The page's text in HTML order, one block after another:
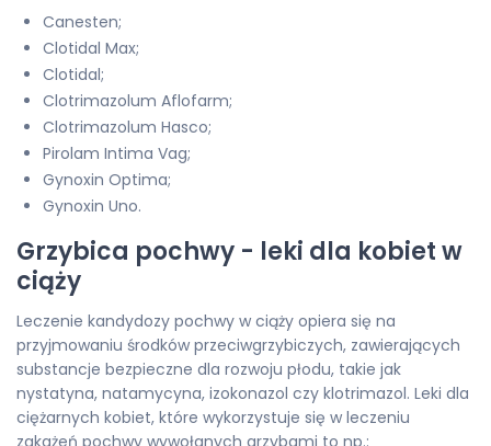
Canesten;
Clotidal Max;
Clotidal;
Clotrimazolum Aflofarm;
Clotrimazolum Hasco;
Pirolam Intima Vag;
Gynoxin Optima;
Gynoxin Uno.
Grzybica pochwy - leki dla kobiet w
ciąży
Leczenie kandydozy pochwy w ciąży opiera się na
przyjmowaniu środków przeciwgrzybiczych, zawierających
substancje bezpieczne dla rozwoju płodu, takie jak
nystatyna, natamycyna, izokonazol czy klotrimazol. Leki dla
ciężarnych kobiet, które wykorzystuje się w leczeniu